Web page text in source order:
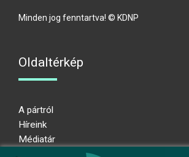
Minden jog fenntartva! © KDNP
Oldaltérkép
A pártról
Híreink
Médiatár